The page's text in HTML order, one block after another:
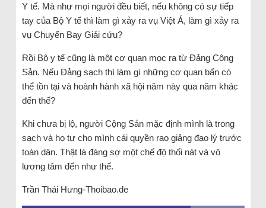
Y tế. Mà như mọi người đều biết, nếu không có sự tiếp
tay của Bộ Y tế thì làm gì xảy ra vụ Việt Á, làm gì xảy ra
vụ Chuyến Bay Giải cứu?
Rồi Bộ y tế cũng là một cơ quan mọc ra từ Đảng Cộng
Sản. Nếu Đảng sạch thì làm gì những cơ quan bẩn có
thể tồn tại và hoành hành xã hội năm này qua năm khác
đến thế?
Khi chưa bị lộ, người Cộng Sản mặc định mình là trong
sạch và họ tự cho mình cái quyền rao giảng đạo lý trước
toàn dân. Thật là đáng sợ một chế độ thối nát và vô
lương tâm đến như thế.
Trần Thái Hưng-Thoibao.de